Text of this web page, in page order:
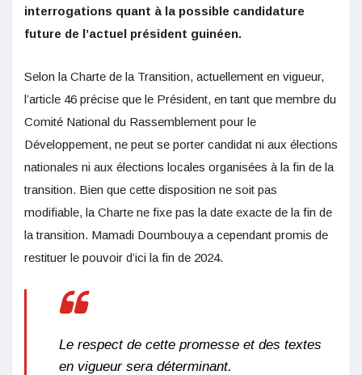
interrogations quant à la possible candidature
future de l’actuel président guinéen.
Selon la Charte de la Transition, actuellement en vigueur,
l’article 46 précise que le Président, en tant que membre du
Comité National du Rassemblement pour le
Développement, ne peut se porter candidat ni aux élections
nationales ni aux élections locales organisées à la fin de la
transition. Bien que cette disposition ne soit pas
modifiable, la Charte ne fixe pas la date exacte de la fin de
la transition. Mamadi Doumbouya a cependant promis de
restituer le pouvoir d’ici la fin de 2024.
Le respect de cette promesse et des textes
en vigueur sera déterminant.